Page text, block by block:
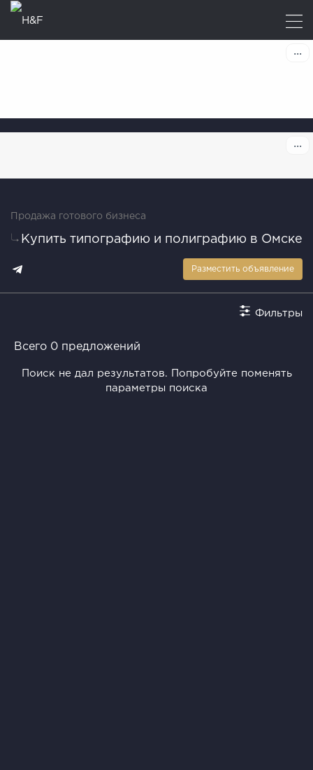
Продажа готового бизнеса
Купить типографию и полиграфию в Омске
Разместить объявление
Фильтры
Всего 0 предложений
Поиск не дал результатов. Попробуйте поменять
параметры поиска